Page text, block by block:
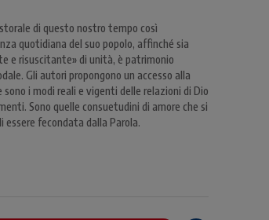
di questo nostro tempo così
quotidiana del suo popolo, affinché sia
e risuscitante» di unità, è patrimonio
Gli autori propongono un accesso alla
i modi reali e vigenti delle relazioni di Dio
Sono quelle consuetudini di amore che si
essere fecondata dalla Parola.